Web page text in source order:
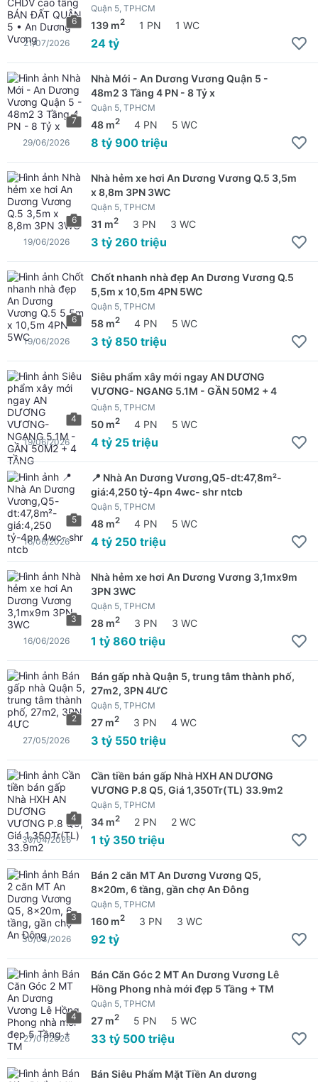
6
Quận 5, TPHCM
139 m2 1 PN 1 WC
24 tỷ
21/07/2026
7
Nhà Mới - An Dương Vương Quận 5 -
48m2 3 Tầng 4 PN - 8 Tỷ x
Quận 5, TPHCM
48 m2 4 PN 5 WC
8 tỷ 900 triệu
29/06/2026
6
Nhà hẻm xe hơi An Dương Vương Q.5 3,5m
x 8,8m 3PN 3WC
Quận 5, TPHCM
31 m2 3 PN 3 WC
3 tỷ 260 triệu
19/06/2026
6
Chốt nhanh nhà đẹp An Dương Vương Q.5
5,5m x 10,5m 4PN 5WC
Quận 5, TPHCM
58 m2 4 PN 5 WC
3 tỷ 850 triệu
19/06/2026
4
Siêu phẩm xây mới ngay AN DƯƠNG
VƯƠNG- NGANG 5.1M - GẦN 50M2 + 4
TẦNG
Quận 5, TPHCM
50 m2 4 PN 5 WC
4 tỷ 25 triệu
19/06/2026
5
📍 Nhà An Dương Vương,Q5-dt:47,8m²-
giá:4,250 tỷ-4pn 4wc- shr ntcb
Quận 5, TPHCM
48 m2 4 PN 5 WC
4 tỷ 250 triệu
16/06/2026
3
Nhà hẻm xe hơi An Dương Vương 3,1mx9m
3PN 3WC
Quận 5, TPHCM
28 m2 3 PN 3 WC
1 tỷ 860 triệu
16/06/2026
2
Bán gấp nhà Quận 5, trung tâm thành phố,
27m2, 3PN 4ƯC
Quận 5, TPHCM
27 m2 3 PN 4 WC
3 tỷ 550 triệu
27/05/2026
4
Cần tiền bán gấp Nhà HXH AN DƯƠNG
VƯƠNG P.8 Q5, Giá 1,350Tr(TL) 33.9m2
Quận 5, TPHCM
34 m2 2 PN 2 WC
1 tỷ 350 triệu
30/04/2026
3
Bán 2 căn MT An Dương Vương Q5,
8x20m, 6 tầng, gần chợ An Đông
Quận 5, TPHCM
160 m2 3 PN 3 WC
92 tỷ
30/03/2026
4
Bán Căn Góc 2 MT An Dương Vương Lê
Hồng Phong nhà mới đẹp 5 Tầng + TM
Quận 5, TPHCM
27 m2 5 PN 5 WC
33 tỷ 500 triệu
27/01/2026
Bán Siêu Phẩm Mặt Tiền An dương